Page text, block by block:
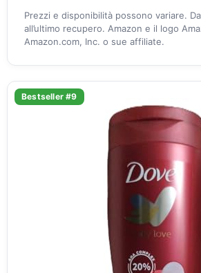
Prezzi e disponibilità possono variare.
all’ultimo recupero. Amazon e il logo
Amazon.com, Inc. o sue affiliate.
Bestseller #9